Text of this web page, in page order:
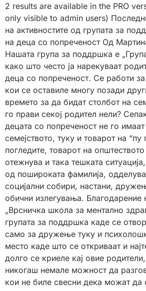
2 results are available in the PRO
only visible to admin users)
на активностите од групата за
на деца со попреченост Од
Нашата група за поддршка е
како што често ја нарекуваат
деца со попреченост. Се работи
кои се оставиле многу позади
времето за да бидат столбот на
го прави секој родител нели?
децата со попреченост не го
семејството, туку и товарот на “пу
погледите, товарот на
отежнува и така тешката
од пошироката фамилија,
социјални собири, настани,
обични излегувања. Благодарение
„Врсничка школа за ментално
групата за поддршка каде се
само за дружење туку и
место каде што се откриваат и
долго се криеле кај овие
никогаш немале можност да
кои не биле свесни дека можат да